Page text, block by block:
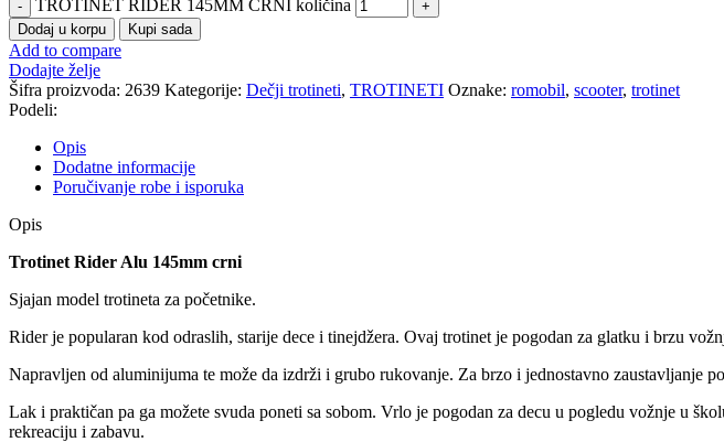
TROTINET RIDER 145MM CRNI količina
Dodaj u korpu Kupi sada
Add to compare
Dodajte želje
Šifra proizvoda: 2639 Kategorije: Dečji trotineti, TROTINETI Oznake: romobil, scooter, trotinet
Podeli:
Opis
Dodatne informacije
Poručivanje robe i isporuka
Opis
Trotinet Rider Alu 145mm crni
Sjajan model trotineta za početnike.
Rider je popularan kod odraslih, starije dece i tinejdžera. Ovaj trotinet je pogodan za glatku i brzu
Napravljen od aluminijuma te može da izdrži i grubo rukovanje. Za brzo i jednostavno zaustavljanje
Lak i praktičan pa ga možete svuda poneti sa sobom. Vrlo je pogodan za decu u pogledu vožnje u
rekreaciju i zabavu.